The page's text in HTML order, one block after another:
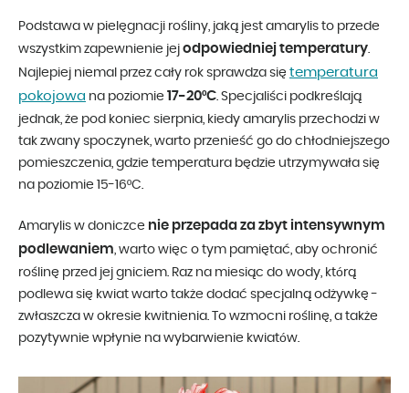
Podstawa w pielęgnacji rośliny, jaką jest amarylis to przede
wszystkim zapewnienie jej odpowiedniej temperatury
Najlepiej niemal przez cały rok sprawdza się temperatura
pokojowa na poziomie 17-20ºC . Specjaliści podkreślają
jednak, że pod koniec sierpnia, kiedy amarylis przechodzi w
tak zwany spoczynek, warto przenieść go do chłodniejszego
pomieszczenia, gdzie temperatura będzie utrzymywała się
na poziomie 15-16ºC.
Amarylis w doniczce nie przepada za zbyt intensywnym
podlewaniem , warto więc o tym pamiętać, aby ochronić
roślinę przed jej gniciem. Raz na miesiąc do wody, którą
podlewa się kwiat warto także dodać specjalną odżywkę -
zwłaszcza w okresie kwitnienia. To wzmocni roślinę, a także
pozytywnie wpłynie na wybarwienie kwiatów.